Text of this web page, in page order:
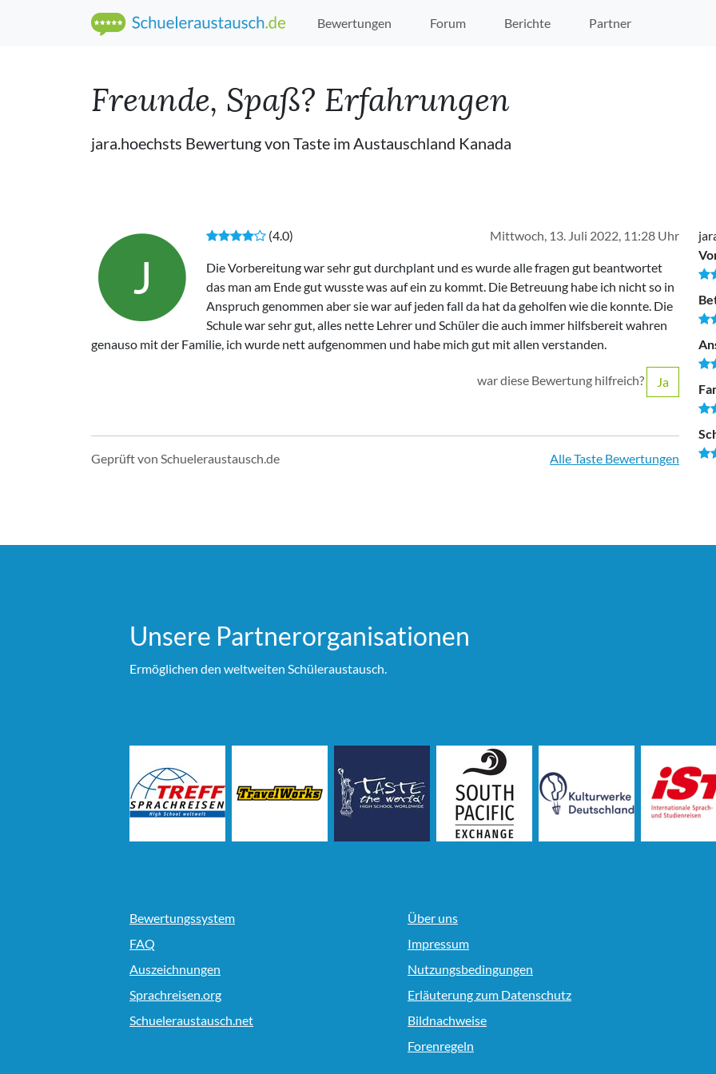
Bewertungen Forum Berichte Partner
Freunde, Spaß? Erfahrungen
jara.hoechsts Bewertung von Taste im Austauschland Kanada
J
Mittwoch, 13. Juli 2022, 11:28 Uhr
(4.0)
Die Vorbereitung war sehr gut durchplant und es wurde alle fragen gut beantwortet
das man am Ende gut wusste was auf ein zu kommt. Die Betreuung habe ich nicht so in
Anspruch genommen aber sie war auf jeden fall da hat da geholfen wie die konnte. Die
Schule war sehr gut, alles nette Lehrer und Schüler die auch immer hilfsbereit wahren
genauso mit der Familie, ich wurde nett aufgenommen und habe mich gut mit allen verstanden.
war diese Bewertung hilfreich? Ja
Geprüft von Schueleraustausch.de Alle Taste Bewertungen
Unsere Partner­organi­sationen
Ermöglichen den weltweiten Schüleraustausch.
Bewertungssystem
FAQ
Auszeichnungen
Sprachreisen.org
Schueleraustausch.net
Über uns
Impressum
Nutzungsbedingungen
Erläuterung zum Datenschutz
Bildnachweise
Forenregeln